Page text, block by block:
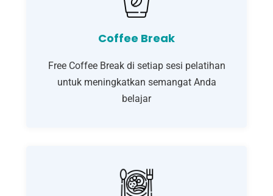
Coffee Break
Free Coffee Break di setiap sesi pelatihan
untuk meningkatkan semangat Anda
belajar